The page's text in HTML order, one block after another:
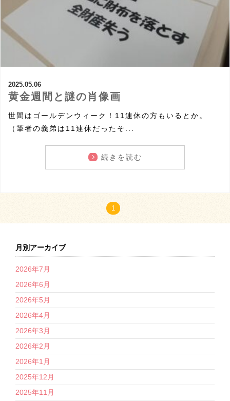
2025.05.06
黄金週間と謎の肖像画
世間はゴールデンウィーク！11連休の方もいるとか。
（筆者の義弟は11連休だったそ...
続きを読む
1
月別アーカイブ
2026年7月
2026年6月
2026年5月
2026年4月
2026年3月
2026年2月
2026年1月
2025年12月
2025年11月